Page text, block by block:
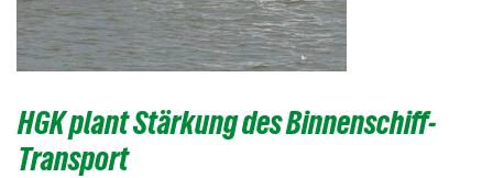
HGK plant Stärkung des Binnenschiff-
Transport